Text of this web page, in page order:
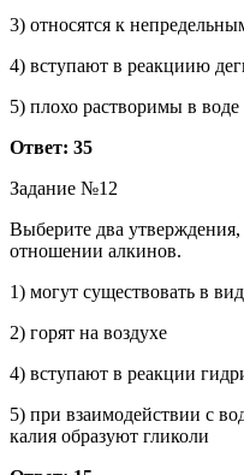
3) относятся к
4) вступают в реакциию
5) плохо растворимы в воде
Ответ: 35
Задание №12
Выберите два утверждения,
отношении алкинов.
1) могут существовать в
2) горят на воздухе
4) вступают в реакции
5) при взаимодействии с
калия образуют гликоли